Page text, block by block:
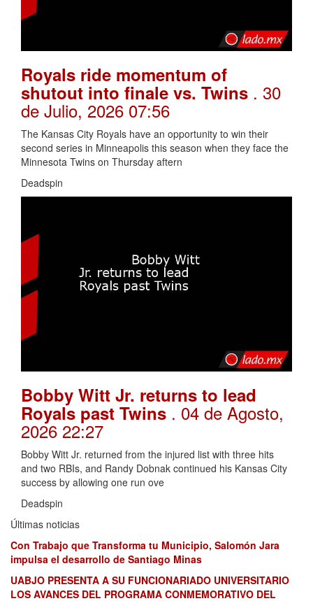
Royals ride momentum of
shutout into finale vs. Twins . 30
de Julio, 2026 07:56
The Kansas City Royals have an opportunity to win their
second series in Minneapolis this season when they face the
Minnesota Twins on Thursday aftern
Deadspin
Bobby Witt Jr. returns to lead
Royals past Twins . 04 de Agosto,
2026 22:27
Bobby Witt Jr. returned from the injured list with three hits
and two RBIs, and Randy Dobnak continued his Kansas City
success by allowing one run ove
Deadspin
Últimas noticias
Con Trabajo que Transforma tu Municipio, Salomón Jara
impulsa el desarrollo de Santiago Minas
UABJO PRESENTA A SU FUNCIONARIADO UNIVERSITARIO
LOS AVANCES DEL PROGRAMA CONMEMORATIVO DEL